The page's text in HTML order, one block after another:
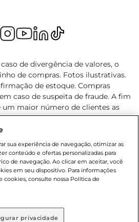
de divergência de valores, o
de compras. Fotos ilustrativas.
de estoque. Compras
caso de suspeita de fraude. A fim
um maior número de clientes as
de produtos com preços
sua quantidade limitada por
e condições são exclusivos para
durante o dia de hoje, podendo
notificação. Proibida a venda
menores de 18 anos, conforme
II (Estatuto da Criança e do
as compras on-line é de R$
sua experiência de navegação, otimizar as
conteúdo e ofertas personalizadas para
de navegação. Ao clicar em aceitar, você
em seu dispositivo. Para informações
cookies, consulte nossa Política de
privacidade